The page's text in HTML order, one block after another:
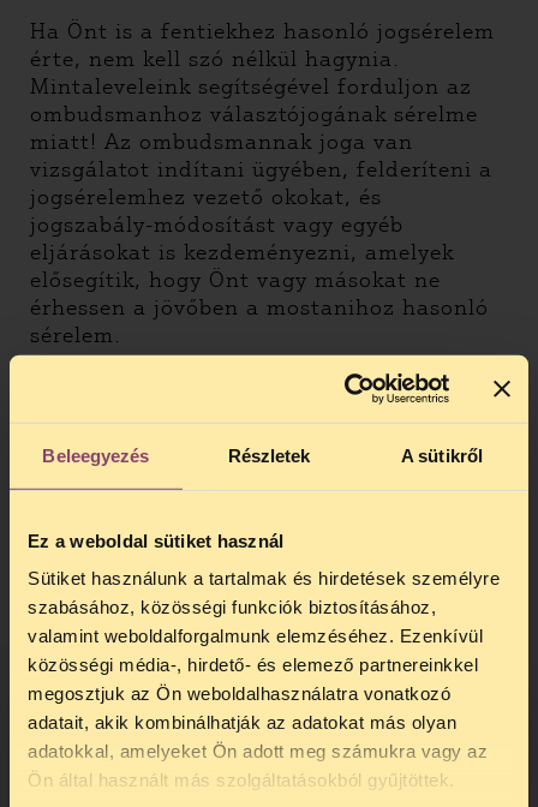
Beleegyezés Részletek A sütikről
Ez a weboldal sütiket használ
Sütiket használunk a tartalmak és hirdetések személyre
szabásához, közösségi funkciók biztosításához,
valamint weboldalforgalmunk elemzéséhez. Ezenkívül
közösségi média-, hirdető- és elemező partnereinkkel
megosztjuk az Ön weboldalhasználatra vonatkozó
adatait, akik kombinálhatják az adatokat más olyan
adatokkal, amelyeket Ön adott meg számukra vagy az
Ön által használt más szolgáltatásokból gyűjtöttek.
Ha Önt is a fentiekhez hasonló jogsérelem
érte, nem kell szó nélkül hagynia.
Mintaleveleink segítségével forduljon az
ombudsmanhoz választójogának sérelme
miatt! Az ombudsmannak joga van
vizsgálatot indítani ügyében, felderíteni a
jogsérelemhez vezető okokat, és
jogszabály-módosítást vagy egyéb
eljárásokat is kezdeményezni, amelyek
elősegítik, hogy Önt vagy másokat ne
érhessen a jövőben a mostanihoz hasonló
sérelem.
1. Töltse le az Ön esetét jellemző
mintalevelet:
–mintalevél, ha nem érkezett meg Önhöz a
–mintalevél, ha átjelentkezés vagy
külképviseleti szavazás esetén nem
szerepelt a névjegyzékben
2. Egészítse ki adataival a mintalevelet:
töltse ki a dokumentum sárgával kiemelt
részeit!
3. Nyomtassa ki, és kézzel írja alá a levelet!
TELEFONOS JOGSEGÉLY